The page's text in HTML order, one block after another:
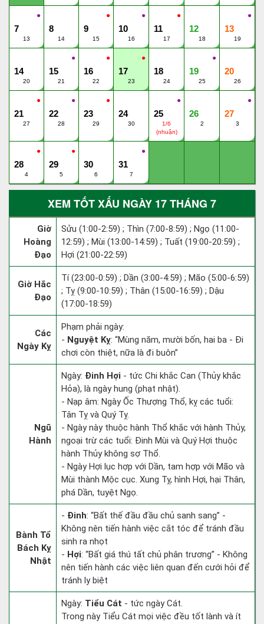
●
7
13
8
14
●
9
15
●
10
16
●
11
17
12
18
●
13
19
14
20
●
15
21
●
16
22
●
17
23
18
24
●
19
25
20
26
●
21
27
●
22
28
●
23
29
24
30
●
25
1/6
(nhuận)
26
2
●
27
3
●
28
4
●
29
5
30
6
●
31
7
XEM TỐT XẤU NGÀY 17 THÁNG 7
Giờ
Hoàng
Đạo
Sửu (1:00-2:59) ; Thìn (7:00-8:59) ; Ngọ (11:00-
12:59) ; Mùi (13:00-14:59) ; Tuất (19:00-20:59) ;
Hợi (21:00-22:59)
Giờ Hắc
Đạo
Tí (23:00-0:59) ; Dần (3:00-4:59) ; Mão (5:00-6:59)
; Tỵ (9:00-10:59) ; Thân (15:00-16:59) ; Dậu
(17:00-18:59)
Các
Ngày Kỵ
Phạm phải ngày:
- Nguyệt Kỵ: “Mùng năm, mười bốn, hai ba - Đi
chơi còn thiệt, nữa là đi buôn”
Ngũ
Hành
Ngày: Đinh Hợi - tức Chi khắc Can (Thủy khắc
Hỏa), là ngày hung (phạt nhật).
- Nạp âm: Ngày Ốc Thượng Thổ, kỵ các tuổi:
Tân Tỵ và Quý Tỵ.
- Ngày này thuộc hành Thổ khắc với hành Thủy,
ngoại trừ các tuổi: Đinh Mùi và Quý Hợi thuộc
hành Thủy không sợ Thổ.
- Ngày Hợi lục hợp với Dần, tam hợp với Mão và
Mùi thành Mộc cục. Xung Tỵ, hình Hợi, hại Thân,
phá Dần, tuyệt Ngọ.
Bành Tổ
Bách Kỵ
Nhật
- Đinh: “Bất thế đầu đầu chủ sanh sang” -
Không nên tiến hành việc cắt tóc để tránh đầu
sinh ra nhọt
- Hợi: “Bất giá thú tất chủ phân trương” - Không
nên tiến hành các việc liên quan đến cưới hỏi để
tránh ly biệt
Ngày: Tiểu Cát - tức ngày Cát.
Trong này Tiểu Cát mọi việc đều tốt lành và ít